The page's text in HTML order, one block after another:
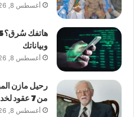
أغسطس 8, 2026
وبياناتك
أغسطس 8, 2026
رحيل مازن
من 7 عقود لخدمة العربية
أغسطس 8, 2026